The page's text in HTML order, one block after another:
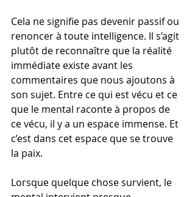
Cela ne signifie pas devenir passif ou
renoncer à toute intelligence. Il s’agit
plutôt de reconnaître que la réalité
immédiate existe avant les
commentaires que nous ajoutons à
son sujet. Entre ce qui est vécu et ce
que le mental raconte à propos de
ce vécu, il y a un espace immense. Et
c’est dans cet espace que se trouve
la paix.
Lorsque quelque chose survient, le